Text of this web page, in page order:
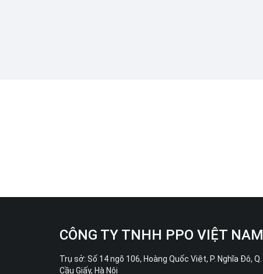
CÔNG TY TNHH PPO VIỆT NAM
Trụ sở: Số 14 ngõ 106, Hoàng Quốc Việt, P. Nghĩa Đô, Q.
Cầu Giấy, Hà Nội